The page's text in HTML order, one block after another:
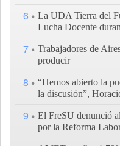
6
La UDA Tierra del
Lucha Docente
7
Trabajadores de
producir
8
“Hemos abierto la
la discusión”,
9
El FreSU denunció
por la Reforma